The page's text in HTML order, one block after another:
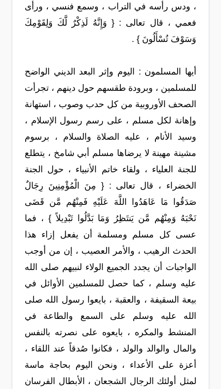
، ودس رأسه في التراب ، وسمع فنسي ، ورأى
فعمي ، قال تعالى : { وَإِنَّهُ لَذِكْرٌ لَّكَ وَلِقَوْمِكَ
وَسَوْفَ تُسْأَلُونَ } .
أيها المسلمون : اليوم وإثر البعد الديني الواضح
للمسلمين ، وبرودة طقسهم حول دينهم ، تجرأت
الصحف الأوروبية من كل حدب وصوب ، استهانة
وإهانة لكل مسلم ، على رسم رسول الإسلام ،
وسيد الأنام ، عليه الصلاة والسلام ، برسوم
مشينة مهينة لا يرضاها مسلم أبي شامخ ، يتطلع
للجنة العلياء ، ولقاء خاتم الأنبياء ، حول الجنة
الخضراء ، قال تعالى : { مِنَ الْمُؤْمِنِينَ رِجَالٌ
صَدَقُوا مَا عَاهَدُوا اللَّهَ عَلَيْهِ فَمِنْهُم مَّن قَضَى
نَحْبَهُ وَمِنْهُم مَّن يَنتَظِرُ وَمَا بَدَّلُوا تَبْدِيلاً } ، فما
عسى كل مسلم ومسلمة أن يفعل إزاء هذا
الحدث الرهيب ، والأمر العصيب ، إن من أوجب
الواجبات أن يجدد الجميع الولاء لنبيهم صلى الله
عليه وسلم ، كما حصل للمسلمين الأوائل في
بيعة السقيفة ، والعقبة ، بايعوا رسول الله صلى
الله عليه وسلم على السمع والطاعة في
المنشط والمكره ، بايعوه على نصرته بالنفس
والمال والوالد والولد ، فكانوا صُدقاً عند اللقاء ،
أعزة على الأعداء ، ونحن اليوم بحاجة ماسة
لمثل أولئك الرجال الشجعان ، الأبطال الفرسان